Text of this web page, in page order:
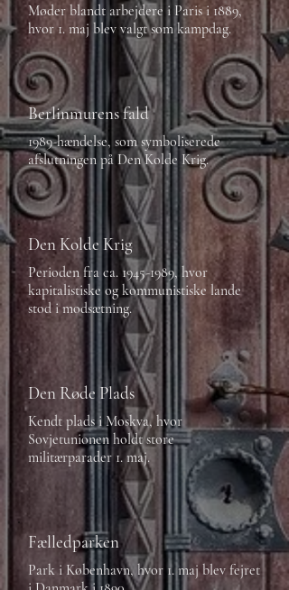
Møder blandt arbejdere i Paris i 1889,
hvor 1. maj blev valgt som kampdag.
Berlinmurens fald
1989-hændelse, som symboliserede
afslutningen på Den Kolde Krig.
Den Kolde Krig
Perioden fra ca.1945-1989, hvor
kapitalistiske og kommunistiske lande
stod i modsætning.
Den Røde Plads
Kendt plads i Moskva, hvor
Sovjetunionen holdt store
militærparader 1. maj.
Fælledparken
Park i København, hvor 1. maj blev fejret